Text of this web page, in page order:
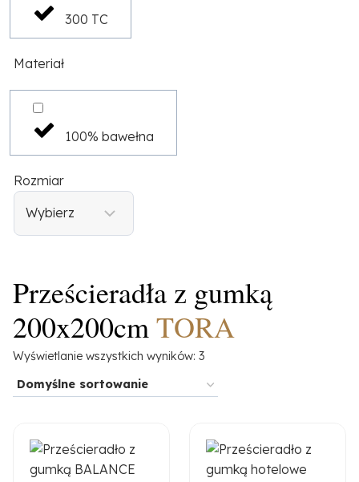
300 TC
Materiał
100% bawełna
Rozmiar
Prześcieradła z gumką
200x200cmTORA
Wyświetlanie wszystkich wyników: 3